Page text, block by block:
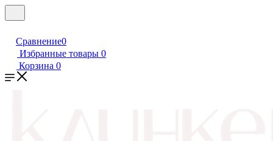
Сравнение0
Избранные товары 0
Корзина 0